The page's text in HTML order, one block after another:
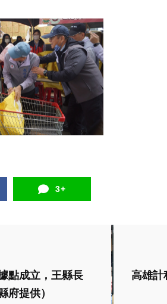
3+
點成立，王縣長
府提供）
高雄計
81+
農業